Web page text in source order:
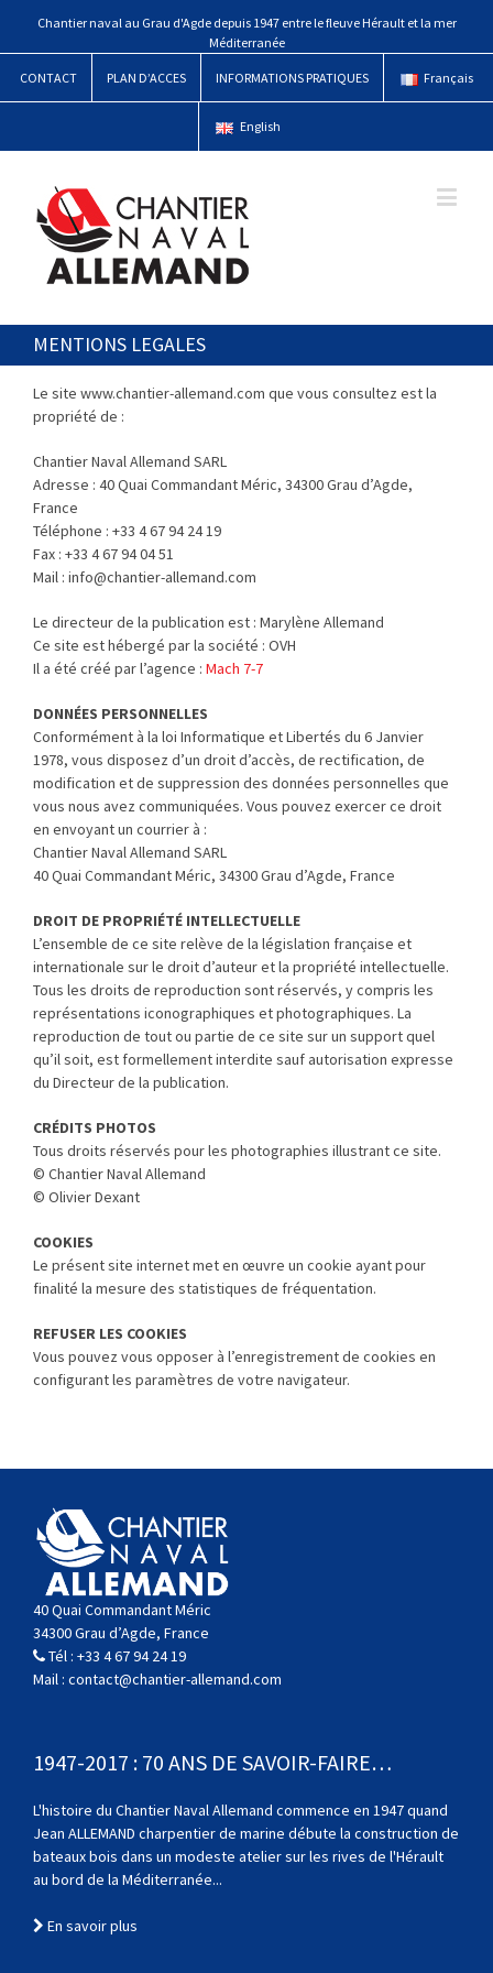
Chantier naval au Grau d'Agde depuis 1947 entre le fleuve Hérault et la mer
Méditerranée
CONTACT PLAN D’ACCES INFORMATIONS PRATIQUES Français
English
MENTIONS LEGALES
Le site www.chantier-allemand.com que vous consultez est la
propriété de :
Chantier Naval Allemand SARL
Adresse : 40 Quai Commandant Méric, 34300 Grau d’Agde,
France
Téléphone : +33 4 67 94 24 19
Fax : +33 4 67 94 04 51
Mail : info@chantier-allemand.com
Le directeur de la publication est : Marylène Allemand
Ce site est hébergé par la société : OVH
Il a été créé par l’agence : Mach 7-7
DONNÉES PERSONNELLES
Conformément à la loi Informatique et Libertés du 6 Janvier
1978, vous disposez d’un droit d’accès, de rectification, de
modification et de suppression des données personnelles que
vous nous avez communiquées. Vous pouvez exercer ce droit
en envoyant un courrier à :
Chantier Naval Allemand SARL
40 Quai Commandant Méric, 34300 Grau d’Agde, France
DROIT DE PROPRIÉTÉ INTELLECTUELLE
L’ensemble de ce site relève de la législation française et
internationale sur le droit d’auteur et la propriété intellectuelle.
Tous les droits de reproduction sont réservés, y compris les
représentations iconographiques et photographiques. La
reproduction de tout ou partie de ce site sur un support quel
qu’il soit, est formellement interdite sauf autorisation expresse
du Directeur de la publication.
CRÉDITS PHOTOS
Tous droits réservés pour les photographies illustrant ce site.
© Chantier Naval Allemand
© Olivier Dexant
COOKIES
Le présent site internet met en œuvre un cookie ayant pour
finalité la mesure des statistiques de fréquentation.
REFUSER LES COOKIES
Vous pouvez vous opposer à l’enregistrement de cookies en
configurant les paramètres de votre navigateur.
40 Quai Commandant Méric
34300 Grau d’Agde, France
Tél : +33 4 67 94 24 19
Mail : contact@chantier-allemand.com
1947-2017 : 70 ANS DE SAVOIR-FAIRE…
L'histoire du Chantier Naval Allemand commence en 1947 quand
Jean ALLEMAND charpentier de marine débute la construction de
bateaux bois dans un modeste atelier sur les rives de l'Hérault
au bord de la Méditerranée...
En savoir plus